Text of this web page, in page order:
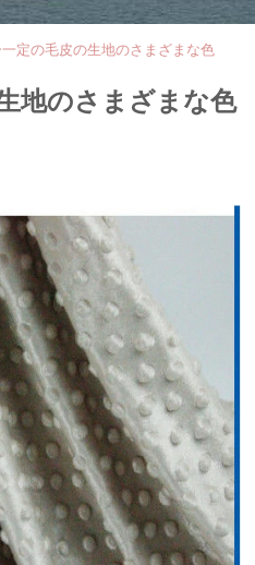
定の毛皮の生地のさまざまな色
地のさまざまな色